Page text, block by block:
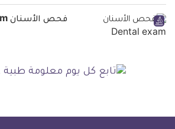
فحص الأسنان Dental exam